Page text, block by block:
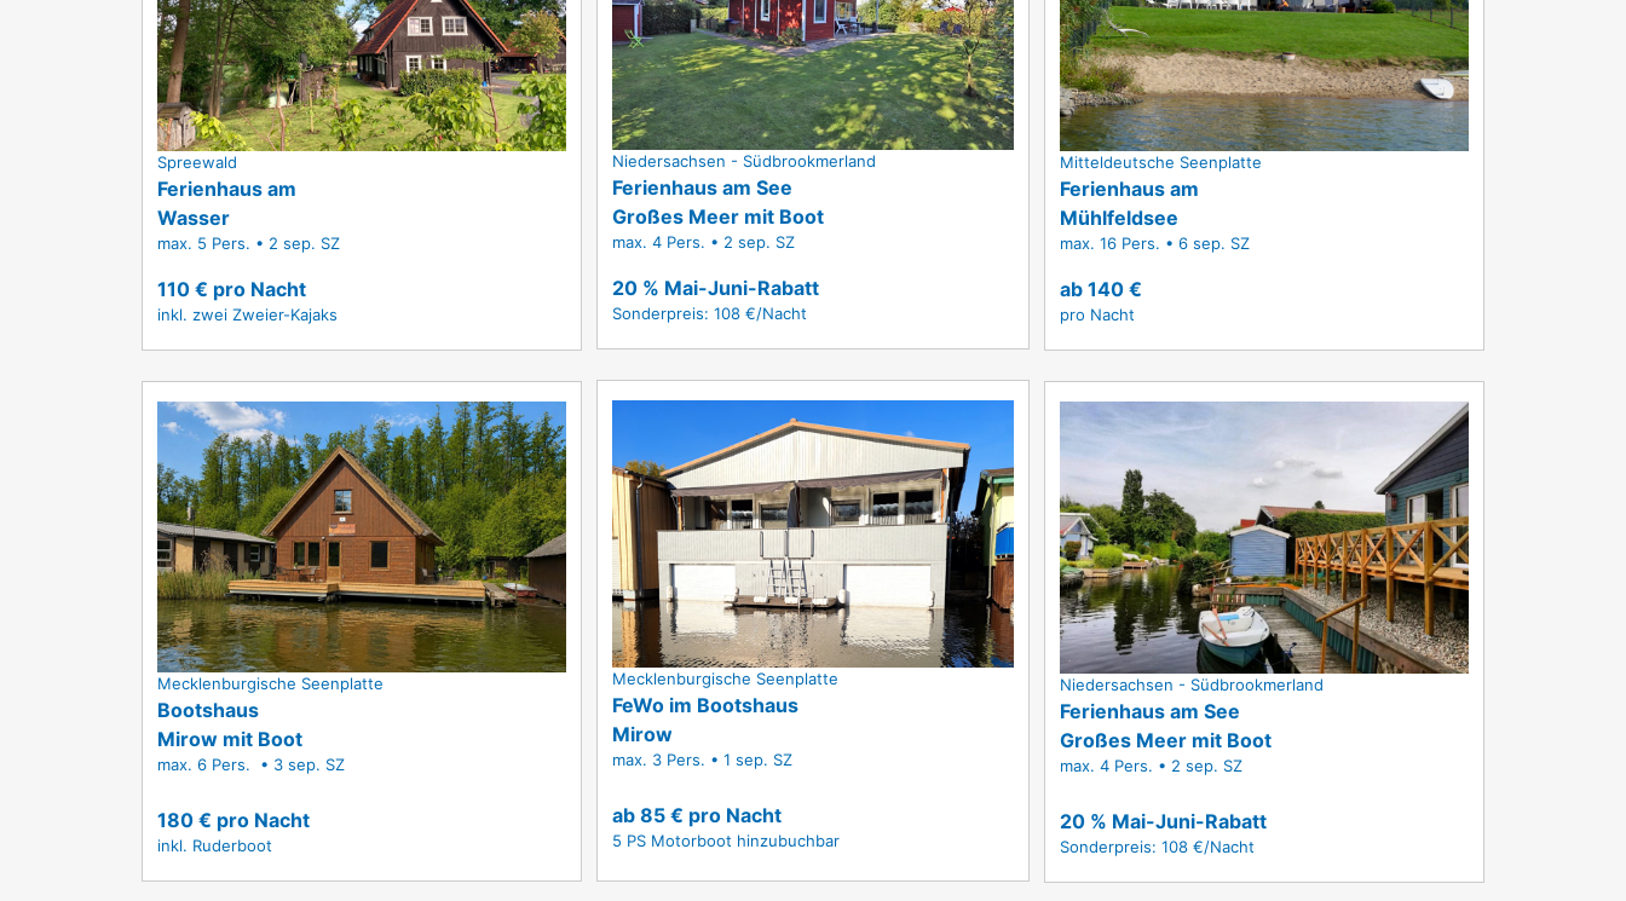
Spreewald
Ferienhaus am
Wasser
max. 5 Pers. • 2 sep. SZ
110 € pro Nacht
inkl. zwei Zweier-Kajaks
Mecklenburgische Seenplatte
Bootshaus
Mirow mit Boot
max. 6 Pers. • 3 sep. SZ
180 € pro Nacht
inkl. Ruderboot
Niedersachsen - Südbrookmerland
Ferienhaus am See
Großes Meer mit Boot
max. 4 Pers. • 2 sep. SZ
20 % Mai-Juni-Rabatt
Sonderpreis: 108 €/Nacht
Mecklenburgische Seenplatte
FeWo im Bootshaus
Mirow
max. 3 Pers. • 1 sep. SZ
ab 85 € pro Nacht
5 PS Motorboot hinzubuchbar
Mitteldeutsche Seenplatte
Ferienhaus am
Mühlfeldsee
max. 16 Pers. • 6 sep. SZ
ab 140 €
pro Nacht
Niedersachsen - Südbrookmerland
Ferienhaus am See
Großes Meer mit Boot
max. 4 Pers. • 2 sep. SZ
20 % Mai-Juni-Rabatt
Sonderpreis: 108 €/Nacht